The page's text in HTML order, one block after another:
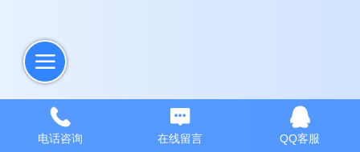
电话咨询 在线留言 QQ客服